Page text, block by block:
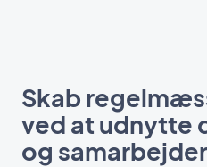
Skab
ved at udnytte
og samarbejder